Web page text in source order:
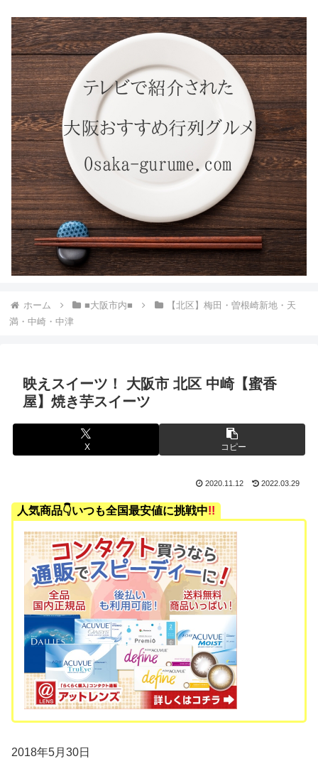
ホーム ■大阪市内■
【北区】梅田・曽根崎新地・天
満・中崎・中津
映えスイーツ！ 大阪市 北区 中崎【蜜香
屋】焼き芋スイーツ
X コピー
2020.11.12 2022.03.29
人気商品👇いつも全国最安値に挑戦中!!
2018年5月30日